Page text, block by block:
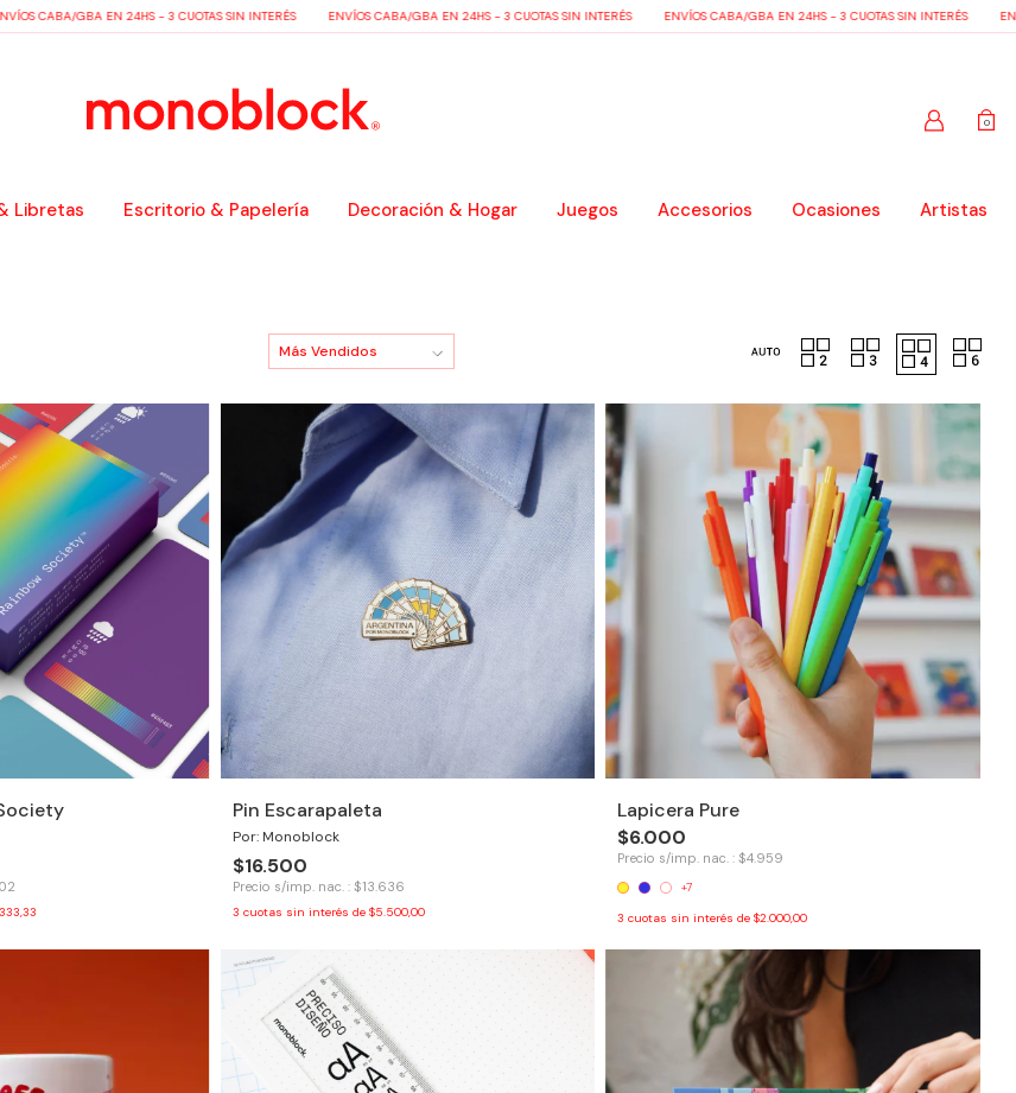
GBA EN 24HS - 3 CUOTAS SIN INTERÉS ENVÍOS CABA/GBA EN 24HS - 3 CUOTAS SIN INTERÉS ENVÍOS CABA/GBA EN 24HS - 3 CUOTAS SIN INTERÉS ENVÍOS
0
Libretas Escritorio & Papelería Decoración & Hogar Juegos Accesorios Ocasiones Artistas
Pin Escarapaleta
Por: Monoblock
$16.500
Precio s/imp. nac. : $13.636
3 cuotas sin interés de $5.500,00
Lapicera Pure
$6.000
Precio s/imp. nac. : $4.959
+7
3 cuotas sin interés de$2.000,00